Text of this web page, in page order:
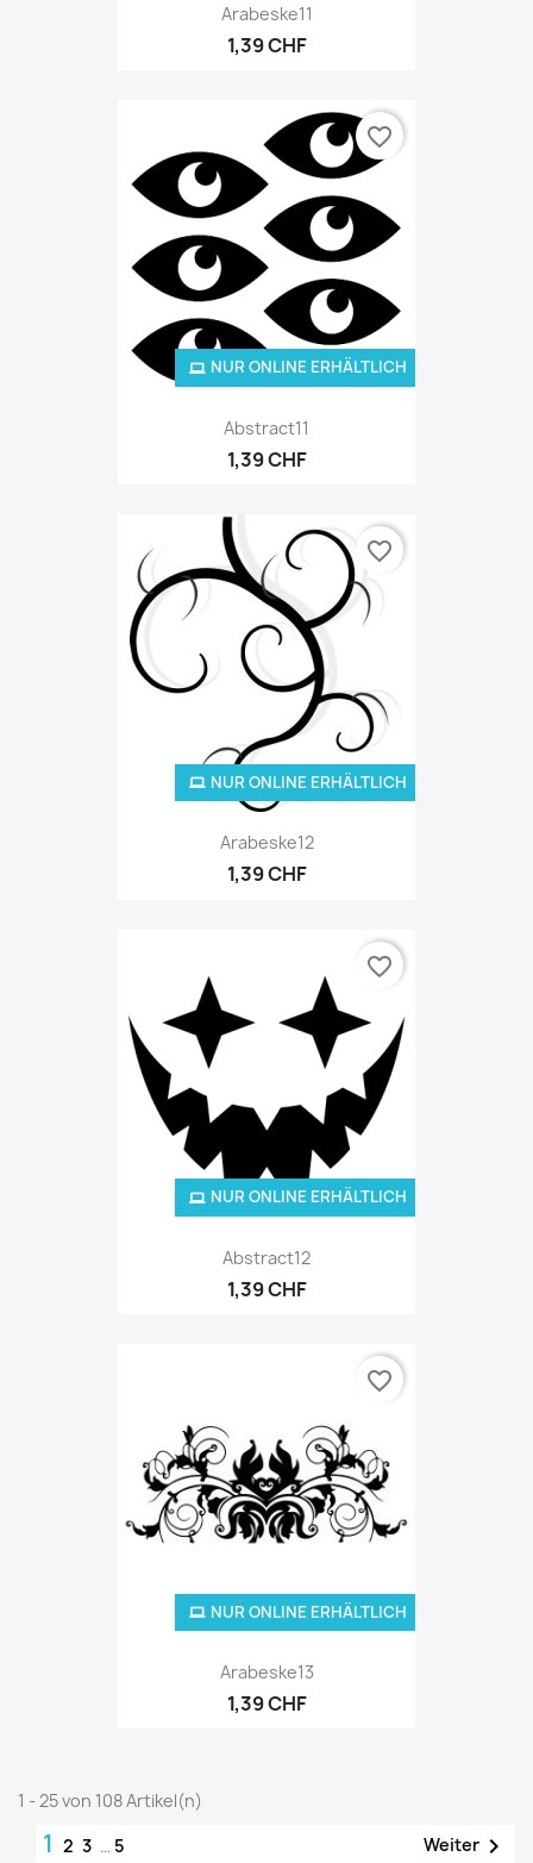
Arabeske11
1,39 CHF
Abstract11
1,39 CHF
NUR ONLINE ERHÄLTLICH
favorite_border
Arabeske12
1,39 CHF
NUR ONLINE ERHÄLTLICH
favorite_border
Abstract12
1,39 CHF
NUR ONLINE ERHÄLTLICH
favorite_border
Arabeske13
1,39 CHF
NUR ONLINE ERHÄLTLICH
favorite_border
1 - 25 von 108 Artikel(n)
1 2 3 … 5 Weiter 